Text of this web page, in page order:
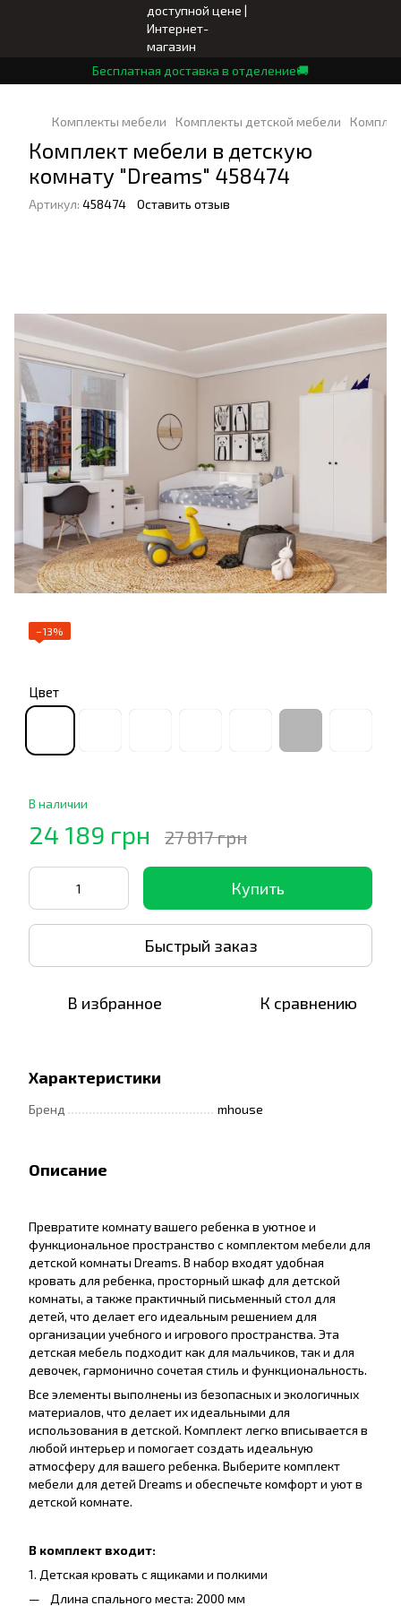
Бесплатная доставка в отделение🚚
Комплекты мебели Комплекты детской мебели
Комплект мебели в детскую
комнату "Dreams" 458474
Артикул: 458474 Оставить отзыв
−13%
Цвет
В наличии
24 189 грн 27 817 грн
Купить
Быстрый заказ
В избранное К сравнению
Характеристики
Бренд mhouse
Описание
Превратите комнату вашего ребенка в уютное и
функциональное пространство с комплектом мебели для
детской комнаты Dreams. В набор входят удобная
кровать для ребенка, просторный шкаф для детской
комнаты, а также практичный письменный стол для
детей, что делает его идеальным решением для
организации учебного и игрового пространства. Эта
детская мебель подходит как для мальчиков, так и для
девочек, гармонично сочетая стиль и функциональность.
Все элементы выполнены из безопасных и экологичных
материалов, что делает их идеальными для
использования в детской. Комплект легко вписывается в
любой интерьер и помогает создать идеальную
атмосферу для вашего ребенка. Выберите комплект
мебели для детей Dreams и обеспечьте комфорт и уют в
детской комнате.
В комплект входит:
1. Детская кровать с ящиками и полкими
Длина спального места: 2000 мм